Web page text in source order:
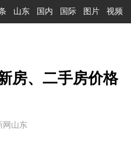
山东 国内 国际 图片 视频
房、二手房价格
网山东